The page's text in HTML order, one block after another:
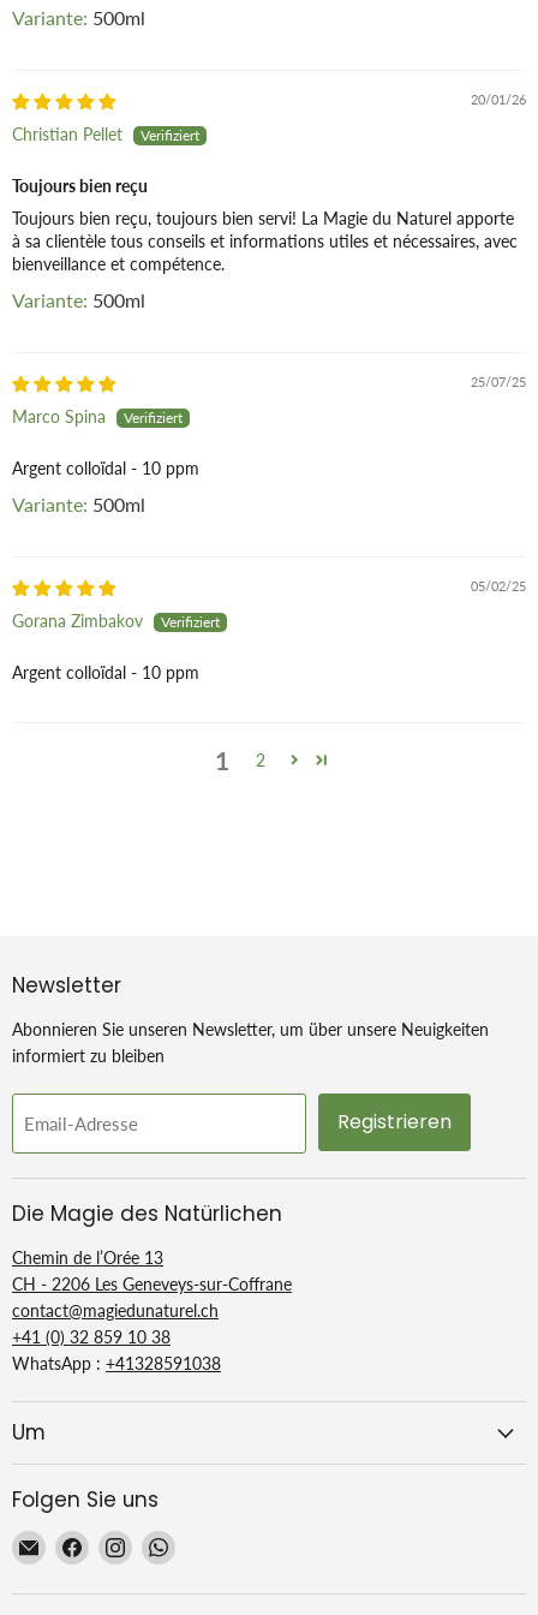
Kühl und trocken lagern.
500ml
20/01/26
Christian Pellet
Toujours bien reçu
Toujours bien reçu, toujours bien servi! La Magie du Naturel apporte
à sa clientèle tous conseils et informations utiles et nécessaires, avec
bienveillance et compétence.
500ml
25/07/25
Marco Spina
Argent colloïdal - 10 ppm
500ml
05/02/25
Gorana Zimbakov
Argent colloïdal - 10 ppm
1 2
Newsletter
Abonnieren Sie unseren Newsletter, um über unsere Neuigkeiten
informiert zu bleiben
Email-Adresse Registrieren
Die Magie des Natürlichen
Chemin de l’Orée 13
CH - 2206 Les Geneveys-sur-Coffrane
contact@magiedunaturel.ch
+41 (0) 32 859 10 38
WhatsApp : +41328591038
Um
Folgen Sie uns
Email
Magie
Finden
Sie
uns
Finden
Sie
uns
Finden
uns